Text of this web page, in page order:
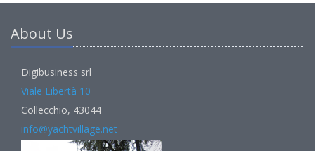
About Us
Digibusiness srl
Viale Libertà 10
Collecchio, 43044
info@yachtvillage.net